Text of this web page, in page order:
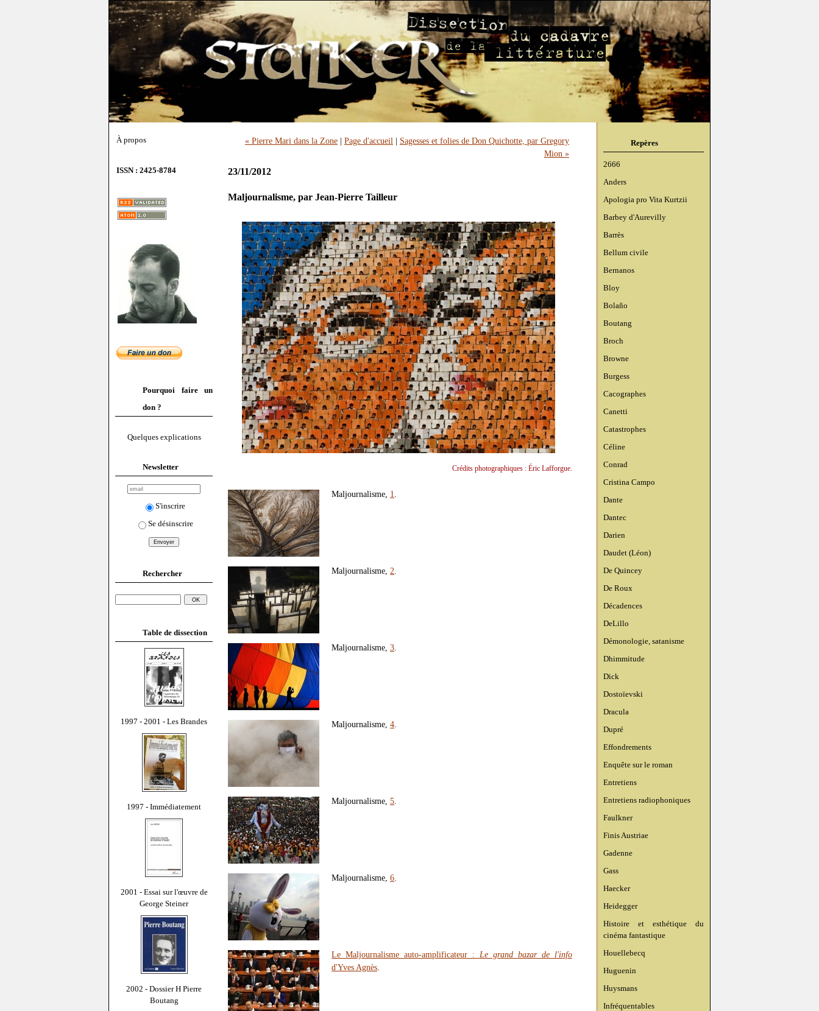
À propos
ISSN : 2425-8784
Pourquoi faire un
don ?
Quelques explications
Newsletter
S'inscrire
Se désinscrire
Rechercher
Table de dissection
1997 - 2001 - Les Brandes
1997 - Immédiatement
2001 - Essai sur l'œuvre de
George Steiner
2002 - Dossier H Pierre
Boutang
Repères
2666
Anders
Apologia pro Vita Kurtzii
Barbey d'Aurevilly
Barrès
Bellum civile
Bernanos
Bloy
Bolaño
Boutang
Broch
Browne
Burgess
Cacographes
Canetti
Catastrophes
Céline
Conrad
Cristina Campo
Dante
Dantec
Darien
Daudet (Léon)
De Quincey
De Roux
Décadences
DeLillo
Démonologie, satanisme
Dhimmitude
Dick
Dostoïevski
Dracula
Dupré
Effondrements
Enquête sur le roman
Entretiens
Entretiens radiophoniques
Faulkner
Finis Austriae
Gadenne
Gass
Haecker
Heidegger
Histoire et esthétique du
cinéma fantastique
Houellebecq
Huguenin
Huysmans
Infréquentables
« Pierre Mari dans la Zone| Page d'accueil | Sagesses et folies de Don Quichotte, par Gregory
Mion »
23/11/2012
Maljournalisme, par Jean-Pierre Tailleur
Crédits photographiques : Éric Lafforgue.
Maljournalisme, 1
Maljournalisme, 2
Maljournalisme,3
Maljournalisme,4
Maljournalisme,5
Maljournalisme,6
Le Maljournalisme auto-amplificateur : Le grand bazar de l'info
d'Yves Agnès